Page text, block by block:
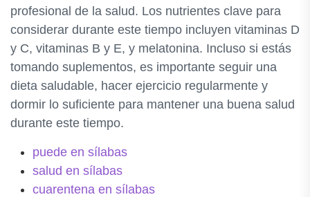
profesional de la salud. Los nutrientes clave para
considerar durante este tiempo incluyen vitaminas D
y C, vitaminas B y E, y melatonina. Incluso si estás
tomando suplementos, es importante seguir una
dieta saludable, hacer ejercicio regularmente y
dormir lo suficiente para mantener una buena salud
durante este tiempo.
puede en sílabas
salud en sílabas
cuarentena en sílabas